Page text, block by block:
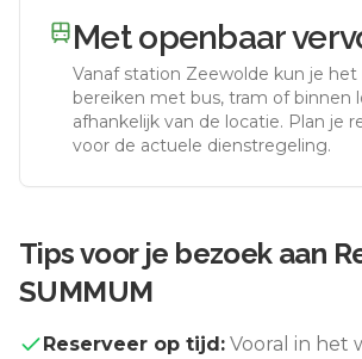
Met openbaar
Vanaf station Zeewolde kun je het
bereiken met bus, tram of binnen
afhankelijk van de locatie. Plan je
voor de actuele dienstregeling.
Tips voor je bezoek aan
SUMMUM
Reserveer op tijd: Vooral in het